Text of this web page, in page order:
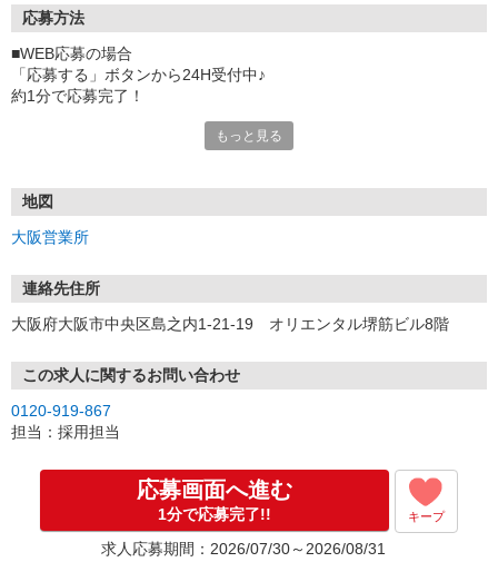
応募方法
■WEB応募の場合
「応募する」ボタンから24H受付中♪
約1分で応募完了！
①応募から3営業日を目安に、メールorお電話でご連絡します。
★スマホでWEB面接（LINEなど）・出張面接・事務所面接と選べま
す
③面接実施（履歴書不要）
※ご希望があれば、職場見学の調整もOKです！
お気軽にご応募ください♪
もっと見る
地図
大阪営業所
連絡先住所
大阪府大阪市中央区島之内1-21-19 オリエンタル堺筋ビル8階
この求人に関するお問い合わせ
0120-919-867
担当：採用担当
応募画面へ進む
1分で応募完了!! キープ
求人応募期間：2026/07/30～2026/08/31